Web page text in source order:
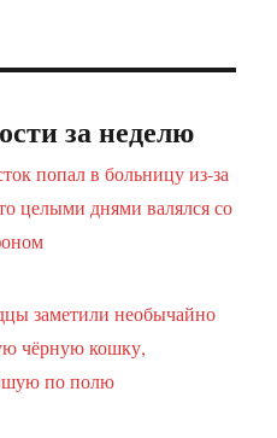
за неделю
попал в больницу из-за
целыми днями валялся со
заметили необычайно
чёрную кошку,
по полю